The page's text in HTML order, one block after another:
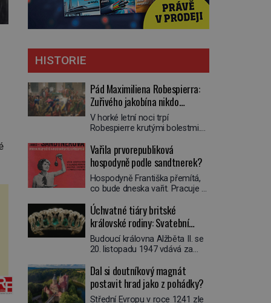
HISTORIE
Pád Maximiliena Robespierra:
Zuřivého jakobína nikdo
nelitoval?
V horké letní noci trpí
Robespierre krutými bolestmi.
víří kolotoč myšlenek. Když se
probere z mdlob, vzpomene si
na jednu z pařížských
jasnovidek, kterou před lety
navštívil. Prorokovala mu
vysmál. „Robespierre to
dotáhne hodně daleko,“
prohlásil o něm jiný významný
francouzský revolucionář,
Honoré de Mirabeau […]
Vařila prvorepubliková
hospodyně podle sandtnerek?
Hospodyně Františka přemítá,
co bude dneska vařit. Pracuje v
mlsný jazýček. Zalistuje proto
rychle v jedné ze „sandtnerek“.
„Zaplaťpánbůh, že už
nemusíme chodit s lístky,“
povzdechne si směrem ke
ruce. Ještě v prvních letech
nové republiky fungoval kvůli
nedostatku zboží přídělový
Úchvatné tiáry britské
královské rodiny: Svatební
klenot Alžbětě II. praskl
Budoucí královna Alžběta II. se
20. listopadu 1947 vdává za
Mountbattena. Aby měla na
obřad ve Westminsteru podle
tradice „něco vypůjčeného“, její
Dal si doutníkový magnát
postavit hrad jako z pohádky?
Střední Evropu v roce 1241 zle